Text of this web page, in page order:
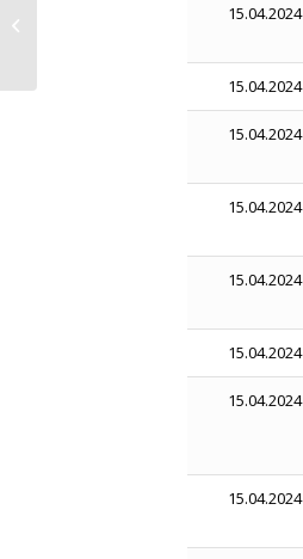
15.04.2024
15.04.2024
15.04.2024
15.04.2024
15.04.2024
15.04.2024
15.04.2024
15.04.2024
30 сесія восьмого скликання